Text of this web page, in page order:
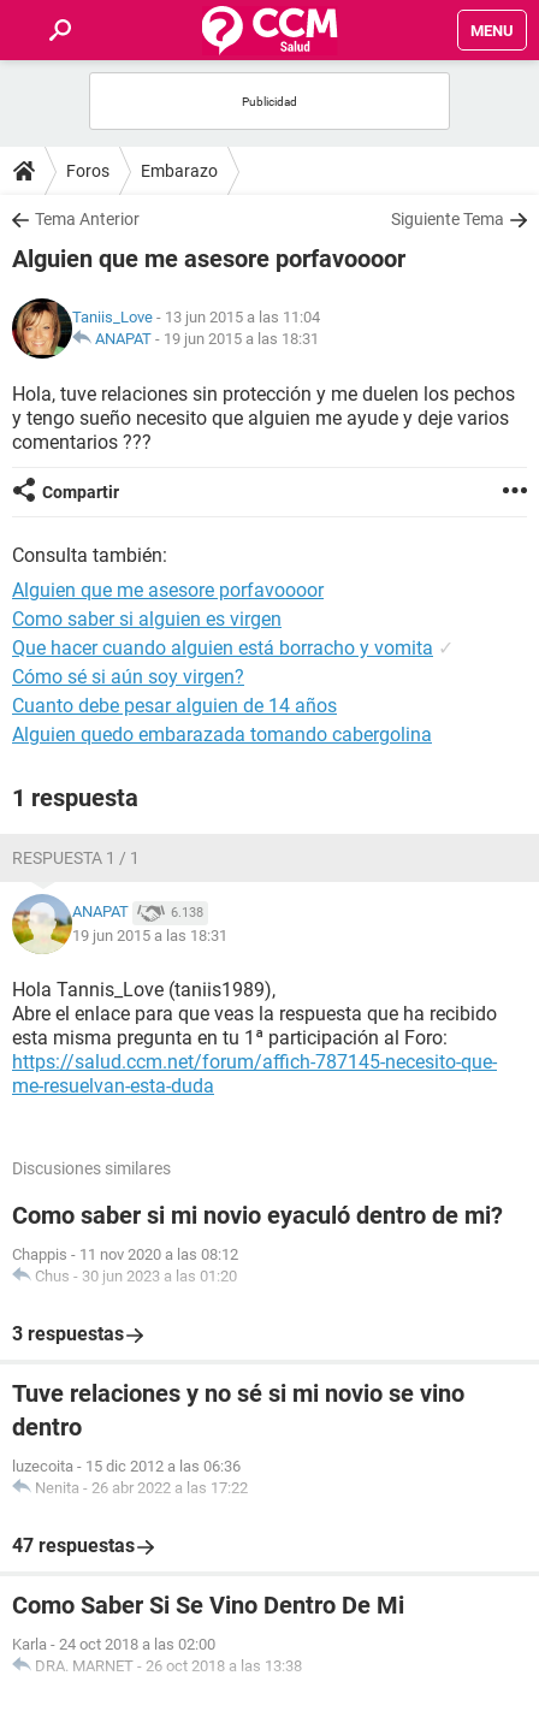
MENU
FOROS
SALUD
FAMILIA
NUTRICIÓN
BIENESTAR
Foros Embarazo
Tema Anterior Siguiente Tema
Alguien que me asesore porfavoooor
Taniis_Love - 13 jun 2015 a las 11:04
ANAPAT - 19 jun 2015 a las 18:31
Hola, tuve relaciones sin protección y me duelen los pechos
y tengo sueño necesito que alguien me ayude y deje varios
comentarios ???
Compartir
Consulta también:
Alguien que me asesore porfavoooor
Como saber si alguien es virgen
Que hacer cuando alguien está borracho y vomita ✓
Cómo sé si aún soy virgen?
Cuanto debe pesar alguien de 14 años
Alguien quedo embarazada tomando cabergolina
1 respuesta
RESPUESTA 1 / 1
ANAPAT 6.138
19 jun 2015 a las 18:31
Hola Tannis_Love (taniis1989),
Abre el enlace para que veas la respuesta que ha recibido
esta misma pregunta en tu 1ª participación al Foro:
https://salud.ccm.net/forum/affich-787145-necesito-que-
me-resuelvan-esta-duda
Discusiones similares
Como saber si mi novio eyaculó dentro de mi?
Chappis - 11 nov 2020 a las 08:12
Chus - 30 jun 2023 a las 01:20
3 respuestas
Tuve relaciones y no sé si mi novio se vino
dentro
luzecoita - 15 dic 2012 a las 06:36
Nenita - 26 abr 2022 a las 17:22
47 respuestas
Como Saber Si Se Vino Dentro De Mi
Karla - 24 oct 2018 a las 02:00
DRA. MARNET - 26 oct 2018 a las 13:38